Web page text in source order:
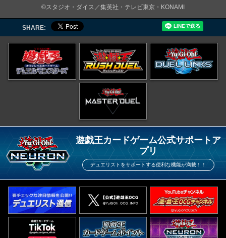
©スタジオ・ダイス／集英社・テレビ東京・KONAMI
SHARE:
遊戯王カードゲーム公式サポートア
プリ
デュエリストをサポートする便利な機能が満載！！